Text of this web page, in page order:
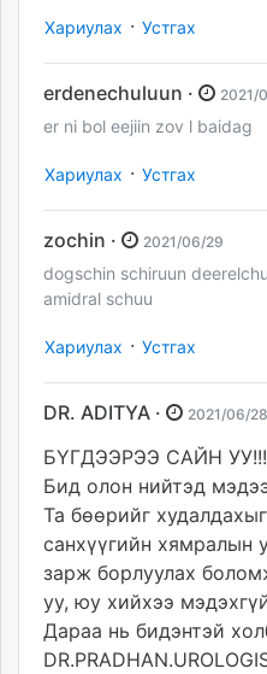
Хариулах · Устгах
erdenechuluun · 2021/
er ni bol eejiin zov l baidag
Хариулах · Устгах
zochin · 2021/06/29
dogschin schiruun
amidral schuu
Хариулах · Устгах
DR. ADITYA · 2021/06/28
БҮГДЭЭРЭЭ САЙН
Бид олон нийтэд
Та бөөрийг
санхүүгийн хямралын
зарж борлуулах
уу, юу хийхээ
Дараа нь бидэнтэй